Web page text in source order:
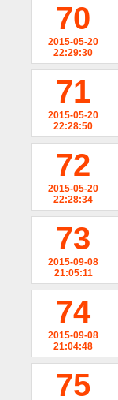
70
2015-05-20
22:29:30
71
2015-05-20
22:28:50
72
2015-05-20
22:28:34
73
2015-09-08
21:05:11
74
2015-09-08
21:04:48
75